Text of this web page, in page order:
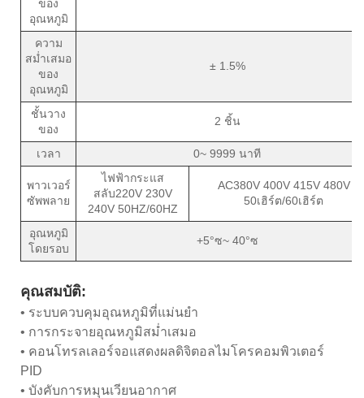
ของ
อุณหภูมิ
ความ
สม่ำเสมอ
ของ
อุณหภูมิ
± 1.5%
ชั้นวาง
ของ
2 ชิ้น
เวลา 0~ 9999 นาที
พาวเวอร์
ซัพพลาย
ไฟฟ้ากระแส
สลับ220V 230V
240V 50HZ/60HZ
AC380V 400V 415V 480V
50เฮิร์ต/60เฮิร์ต
อุณหภูมิ
โดยรอบ
+5°ซ~ 40°ซ
คุณสมบัติ:
• ระบบควบคุมอุณหภูมิที่แม่นยำ
• การกระจายอุณหภูมิสม่ำเสมอ
• คอนโทรลเลอร์จอแสดงผลดิจิตอลไมโครคอมพิวเตอร์
PID
• บังคับการหมุนเวียนอากาศ